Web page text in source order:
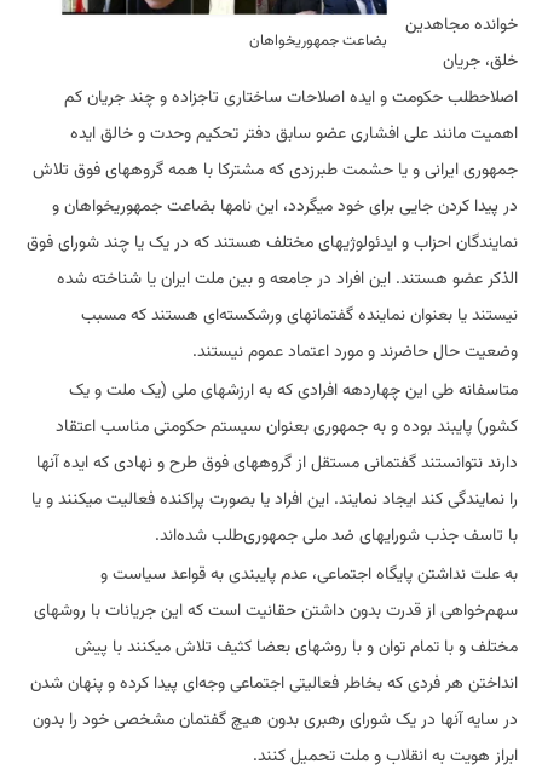
بضاعت جمهوریخواهان
خوانده مجاهدین
خلق، جریان
اصلاحطلب حکومت و ایده اصلاحات ساختاری تاجزاده و چند جریان کم
اهمیت مانند علی افشاری عضو سابق دفتر تحکیم وحدت و خالق ایده
جمهوری ایرانی و یا حشمت طبرزدی که مشترکا با همه گروههای فوق تلاش
در پیدا کردن جایی برای خود میگردد، این نامها بضاعت جمهوریخواهان و
نمایندگان احزاب و ایدئولوژیهای مختلف هستند که در یک یا چند شورای فوق
الذکر عضو هستند. این افراد در جامعه و بین ملت ایران یا شناخته شده
نیستند یا بعنوان نماینده گفتمانهای ورشکسته‌ای هستند که مسبب
وضعیت حال حاضرند و مورد اعتماد عموم نیستند.
متاسفانه طی این چهاردهه افرادی که به ارزشهای ملی (یک ملت و یک
کشور) پایبند بوده و به جمهوری بعنوان سیستم حکومتی مناسب اعتقاد
دارند نتوانستند گفتمانی مستقل از گروههای فوق طرح و نهادی که ایده آنها
را نمایندگی کند ایجاد نمایند. این افراد یا بصورت پراکنده فعالیت میکنند و یا
با تاسف جذب شورایهای ضد ملی جمهوری‌طلب شده‌اند.
به علت نداشتن پایگاه اجتماعی، عدم پایبندی به قواعد سیاست و
سهم‌خواهی از قدرت بدون داشتن حقانیت است که این جریانات با روشهای
مختلف و با تمام توان و با روشهای بعضا کثیف تلاش میکنند با پیش
انداختن هر فردی که بخاطر فعالیتی اجتماعی وجه‌ای پیدا کرده و پنهان شدن
در سایه آنها در یک شورای رهبری بدون هیچ گفتمان مشخصی خود را بدون
ابراز هویت به انقلاب و ملت تحمیل کنند.